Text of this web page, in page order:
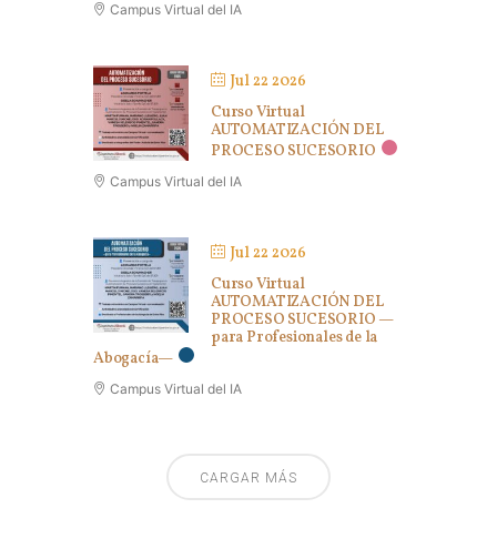
Campus Virtual del IA
Jul 22 2026
Curso Virtual
AUTOMATIZACIÓN DEL
PROCESO SUCESORIO
Campus Virtual del IA
Jul 22 2026
Curso Virtual
AUTOMATIZACIÓN DEL
PROCESO SUCESORIO —
para Profesionales de la
Abogacía—
Campus Virtual del IA
CARGAR MÁS